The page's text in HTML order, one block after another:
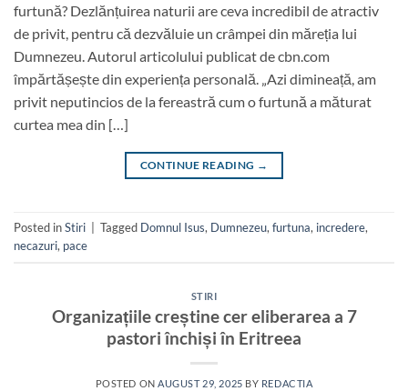
furtună? Dezlănțuirea naturii are ceva incredibil de atractiv
de privit, pentru că dezvăluie un crâmpei din măreția lui
Dumnezeu. Autorul articolului publicat de cbn.com
împărtășește din experiența personală. „Azi dimineață, am
privit neputincios de la fereastră cum o furtună a măturat
curtea mea din […]
CONTINUE READING →
Posted inStiri Tagged Domnul Isus, Dumnezeu, furtuna, incredere,
necazuri, pace
STIRI
Organizațiile creștine cer eliberarea a 7
pastori închiși în Eritreea
POSTED ONAUGUST 29, 2025 BY REDACTIA